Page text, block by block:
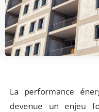
La performance
devenue un enjeu